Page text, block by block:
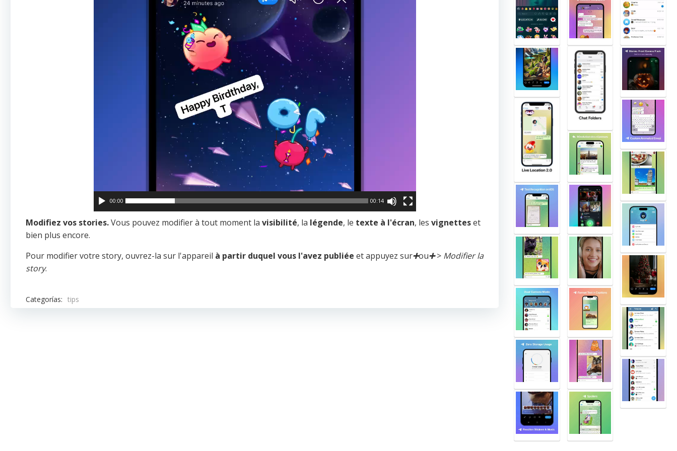
00:00 00:14
Modifiez vos stories.Vous pouvez modifier à tout moment la visibilité, la légende, le texte à l'écran, les vignetteset
bien plus encore.
Pour modifier votre story, ouvrez-la sur l'appareil à partir duquel vous l'avez publiée et appuyez sur➕ou➕> Modifier la
story.
Categorías: tips